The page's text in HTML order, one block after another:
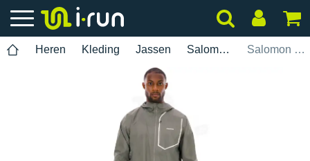
Heren Kleding Jassen Salomon Salomon Bonatti Pro